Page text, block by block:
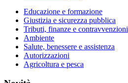
Educazione e formazione
Giustizia e sicurezza pubblica
Tributi, finanze e contravvenzioni
Ambiente
Salute, benessere e assistenza
Autorizzazioni
Agricoltura e pesca